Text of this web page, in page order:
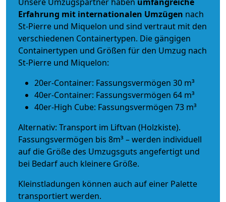
Erfahrung mit internationalen Umzügen nach
St-Pierre und Miquelon und sind vertraut mit den
verschiedenen Containertypen. Die gängigen
Containertypen und Größen für den Umzug nach
St-Pierre und Miquelon:
20er-Container: Fassungsvermögen 30 m³
40er-Container: Fassungsvermögen 64 m³
40er-High Cube: Fassungsvermögen 73 m³
Alternativ: Transport im Liftvan (Holzkiste).
Fassungsvermögen bis 8m³ – werden individuell
auf die Größe des Umzugsguts angefertigt und
bei Bedarf auch kleinere Größe.
Kleinstladungen können auch auf einer Palette
transportiert werden.